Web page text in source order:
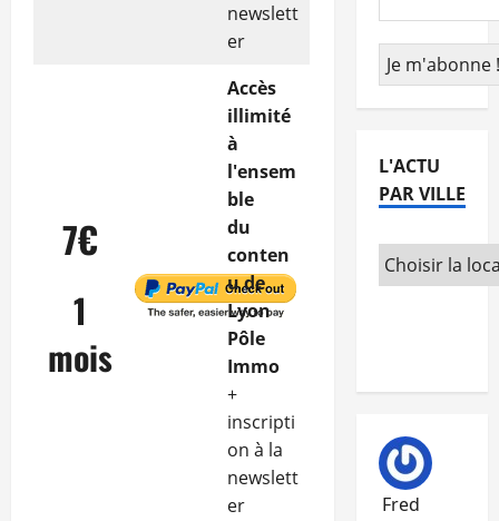
newslett
er
7€
1
mois
Accès
illimité
à
l'ensem
ble
du
conten
u de
Lyon
Pôle
Immo
+
inscripti
on à la
newslett
er
L'ACTU
PAR VILLE
Fred